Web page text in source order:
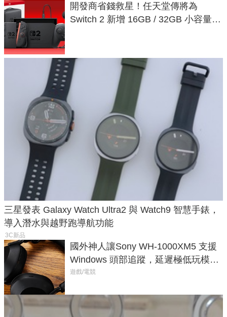
開發商省錢救星！任天堂傳將為
Switch 2 新增 16GB / 32GB 小容量遊
三星發表 Galaxy Watch Ultra2 與 Watch9 智慧手錶，
導入潛水與越野跑導航功能
3C新品
國外神人讓Sony WH-1000XM5 支援
Windows 頭部追蹤，延遲極低玩模擬
飛行超有感
遊戲/電競